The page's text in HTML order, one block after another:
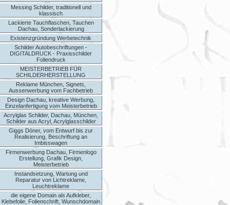
Messing Schilder, traditionell und
klassisch
Lackierte Tauchflaschen, Tauchen
Dachau, Sonderlackierung
Existenzgründung Werbetechnik
Schilder Autobeschriftungen -
DIGITALDRUCK - Praxisschilder
Foliendruck
MEISTERBETRIEB FÜR
SCHILDERHERSTELLUNG
Reklame München, Signets,
Aussenwerbung vom Fachbetrieb
Design Dachau, kreative Werbung,
Einzelanfertigung vom Meisterbetrieb
Acrylglas Schilder, Dachau, München,
Schilder aus Acryl, Acrylglasschilder
Giggs Döner, vom Entwurf bis zur
Realisierung, Beschriftung an
Imbisswagen
Firmenwerbung Dachau, Firmenlogo
Erstellung, Grafik Design,
Meisterbetrieb
Instandsetzung, Wartung und
Reparatur von Lichtreklame,
Leuchtreklame
die eigene Domain als Aufkleber,
Klebefolie, Folienschrift, Wunschdomain